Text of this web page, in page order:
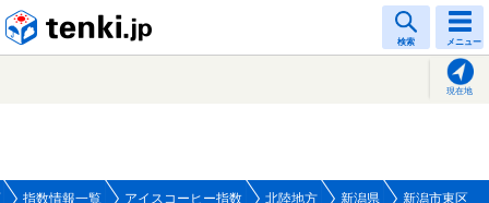
検索 メニュー
現在地
指数情報一覧 アイスコーヒー指数 北陸地方 新潟県 新潟市東区